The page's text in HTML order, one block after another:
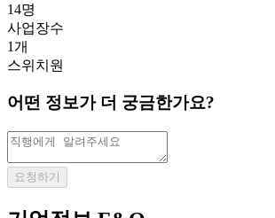
14명
사업장수
1개
스위치원
어떤 정보가 더 궁금한가요?
요청하기